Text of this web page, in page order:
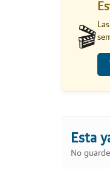
🎬
Esta
No